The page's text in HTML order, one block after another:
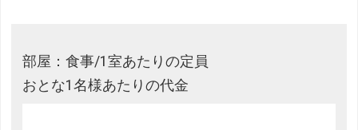
部屋：食事/1室あたりの定員
おとな1名様あたりの代金